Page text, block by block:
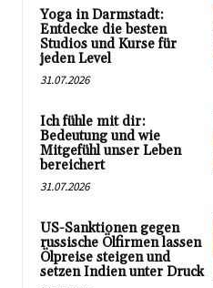
Yoga in Darmstadt:
Entdecke die besten
Studios und Kurse für
jeden Level
31.07.2026
Ich fühle mit dir:
Bedeutung und wie
Mitgefühl unser Leben
bereichert
31.07.2026
US-Sanktionen gegen
russische Ölfirmen lassen
Ölpreise steigen und
setzen Indien unter Druck